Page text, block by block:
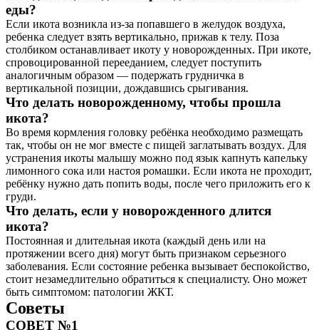
еды?
Если икота возникла из-за попавшего в желудок воздуха,
ребенка следует взять вертикально, прижав к телу. Поза
столбиком останавливает икоту у новорожденных. При икоте,
спровоцированной перееданием, следует поступить
аналогичным образом — подержать грудничка в
вертикальной позиции, дождавшись срыгивания.
Что делать новорожденному, чтобы прошла
икота?
Во время кормления головку ребёнка необходимо размещать
так, чтобы он не мог вместе с пищей заглатывать воздух. Для
устранения икоты малышу можно под язык капнуть капельку
лимонного сока или настоя ромашки. Если икота не проходит,
ребёнку нужно дать попить воды, после чего приложить его к
груди.
Что делать, если у новорожденного длится
икота?
Постоянная и длительная икота (каждый день или на
протяжении всего дня) могут быть признаком серьезного
заболевания. Если состояние ребенка вызывает беспокойство,
стоит незамедлительно обратиться к специалисту. Оно может
быть симптомом: патологии ЖКТ.
Советы
СОВЕТ №1